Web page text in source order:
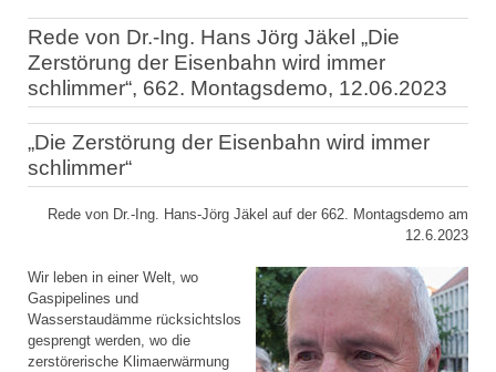
Rede von Dr.-Ing. Hans Jörg Jäkel „Die
Zerstörung der Eisenbahn wird immer
schlimmer“, 662. Montagsdemo, 12.06.2023
„Die Zerstörung der Eisenbahn wird immer
schlimmer“
Rede von Dr.-Ing. Hans-Jörg Jäkel auf der 662. Montagsdemo am
12.6.2023
Wir leben in einer Welt, wo
Gaspipelines und
Wasserstaudämme rücksichtslos
gesprengt werden, wo die
zerstörerische Klimaerwärmung